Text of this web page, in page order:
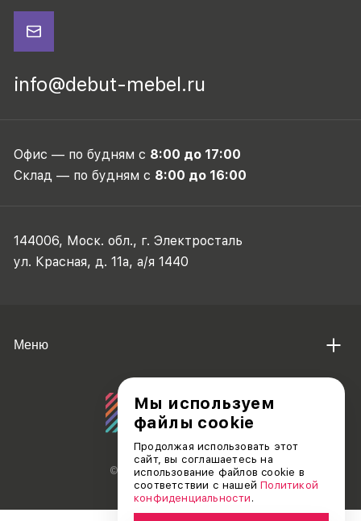
info@debut-mebel.ru
Офис — по будням с 8:00 до 17:00
Склад — по будням с 8:00 до 16:00
144006, Моск. обл., г. Электросталь
ул. Красная, д. 11а, а/я 1440
© АО «ДЕБЮТ», 2011 — 2026
Меню
Мы используем
файлы cookie
Продолжая использовать этот
сайт, вы соглашаетесь на
использование файлов cookie в
соответствии с нашейПолитикой
конфиденциальности .